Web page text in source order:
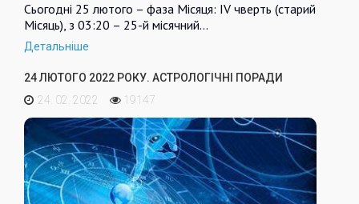
Сьогодні 25 лютого – фаза Місяця: IV чверть (старий
Місяць), з 03:20 – 25-й місячний…
Детальніше
24 ЛЮТОГО 2022 РОКУ. АСТРОЛОГІЧНІ ПОРАДИ
24. 02. 2022
19147